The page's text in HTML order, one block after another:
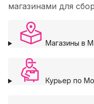
магазинами для
Магазины в
Курьер по